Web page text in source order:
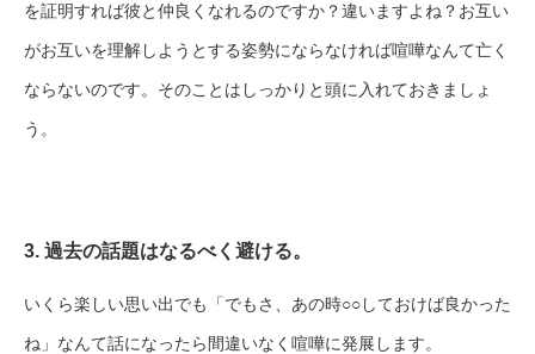
を証明すれば彼と仲良くなれるのですか？違いますよね？お互い
がお互いを理解しようとする姿勢にならなければ喧嘩なんて亡く
ならないのです。そのことはしっかりと頭に入れておきましょ
う。
3. 過去の話題はなるべく避ける。
いくら楽しい思い出でも「でもさ、あの時○○しておけば良かった
ね」なんて話になったら間違いなく喧嘩に発展します。